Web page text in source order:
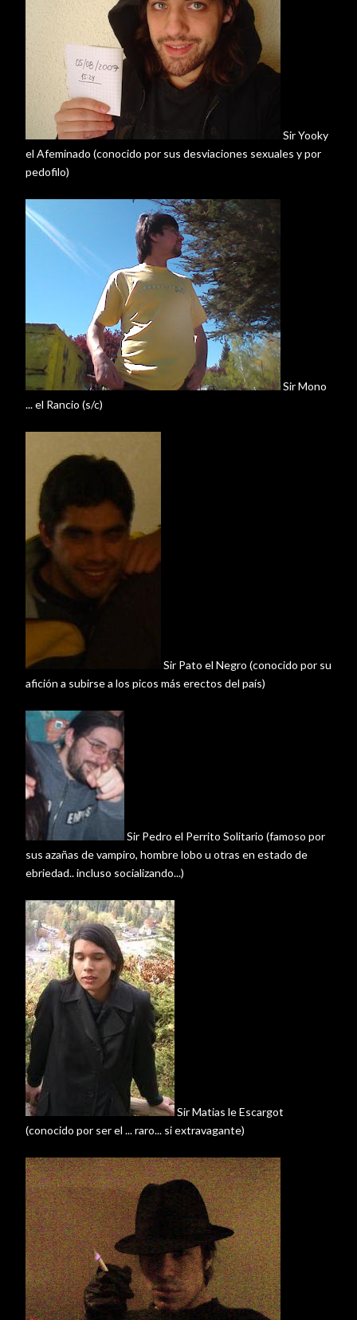
SirYooky
el Afeminado (conocido por sus desviaciones sexuales y por
pedofilo)
SirMono
... el Rancio (s/c)
Sir Pato el Negro (conocido por su
afición a subirse a los picos más erectos del país)
Sir Pedro el Perrito Solitario (famoso por
sus azañas de vampiro, hombre lobo u otras en estado de
ebriedad.. incluso socializando...)
SirMatias leEscargot
(conocido por ser el ... raro... si extravagante)